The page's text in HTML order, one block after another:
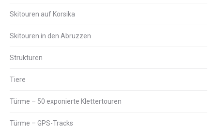
Skitouren auf Korsika
Skitouren in den Abruzzen
Strukturen
Tiere
Türme – 50 exponierte Klettertouren
Türme – GPS-Tracks